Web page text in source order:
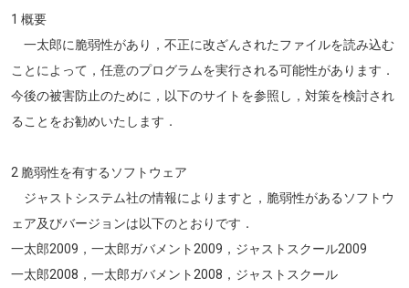
1 概要
一太郎に脆弱性があり，不正に改ざんされたファイルを読み込む
ことによって，任意のプログラムを実行される可能性があります．
今後の被害防止のために，以下のサイトを参照し，対策を検討され
ることをお勧めいたします．
2 脆弱性を有するソフトウェア
ジャストシステム社の情報によりますと，脆弱性があるソフトウ
ェア及びバージョンは以下のとおりです．
一太郎2009，一太郎ガバメント2009，ジャストスクール2009
一太郎2008，一太郎ガバメント2008，ジャストスクール